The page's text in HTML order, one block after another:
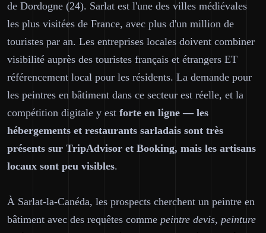
de Dordogne (24). Sarlat est l'une des villes médiévales
les plus visitées de France, avec plus d'un million de
touristes par an. Les entreprises locales doivent combiner
visibilité auprès des touristes français et étrangers ET
référencement local pour les résidents. La demande pour
les peintres en bâtiment dans ce secteur est réelle, et la
compétition digitale y est forte en ligne — les
hébergements et restaurants sarladais sont très
présents sur TripAdvisor et Booking, mais les artisans
locaux sont peu visibles.
À Sarlat-la-Canéda, les prospects cherchent un peintre en
bâtiment avec des requêtes comme peintre devis, peinture